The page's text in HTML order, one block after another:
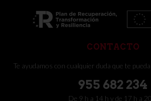
CONTACTO
Te ayudamos con cualquier duda que te
955 682 234
De 9 h a 14 h y de 17 h a